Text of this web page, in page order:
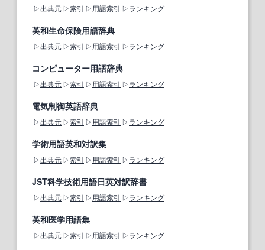
出典元 索引 用語索引 ランキング
英和生命保険用語辞典
出典元 索引 用語索引 ランキング
コンピューター用語辞典
出典元 索引 用語索引 ランキング
電気制御英語辞典
出典元 索引 用語索引 ランキング
学術用語英和対訳集
出典元 索引 用語索引 ランキング
JST科学技術用語日英対訳辞書
出典元 索引 用語索引 ランキング
英和医学用語集
出典元 索引 用語索引 ランキング